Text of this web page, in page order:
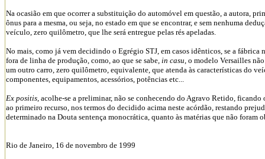
Na ocasião em que ocorrer a substituição do automóvel em questão, a autora,
ônus para a mesma, ou seja, no estado em que se encontrar, e sem nenhuma
veículo, zero quilômetro, que lhe será entregue pelas rés apeladas.
No mais, como já vem decidindo o Egrégio STJ, em casos idênticos, se a
fora de linha de produção, como, ao que se sabe, in casu, o modelo Versailles
um outro carro, zero quilômetro, equivalente, que atenda às características do
componentes, equipamentos, acessórios, potências etc...
Ex positis, acolhe-se a preliminar, não se conhecendo do Agravo Retido,
ao primeiro recurso, nos termos do decidido acima neste acórdão, restando
determinado na Douta sentença monocrática, quanto às matérias que não foram
Rio de Janeiro, 16 de novembro de 1999